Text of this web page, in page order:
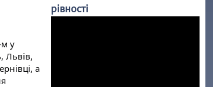
у
Львів,
а
рівності